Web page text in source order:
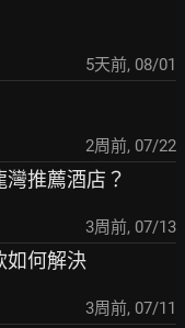
5天前, 08/01
2周前, 07/22
推薦酒店？
3周前, 07/13
如何解決
3周前, 07/11